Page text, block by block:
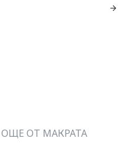
ОЩЕ ОТ МАКРАТА